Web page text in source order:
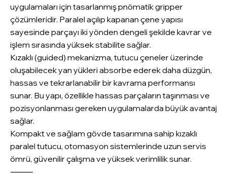
uygulamaları için tasarlanmış pnömatik gripper
çözümleridir. Paralel açılıp kapanan çene yapısı
sayesinde parçayı iki yönden dengeli şekilde kavrar ve
işlem sırasında yüksek stabilite sağlar.
Kızaklı (guided) mekanizma, tutucu çeneler üzerinde
oluşabilecek yan yükleri absorbe ederek daha düzgün,
hassas ve tekrarlanabilir bir kavrama performansı
sunar. Bu yapı, özellikle hassas parçaların taşınması ve
pozisyonlanması gereken uygulamalarda büyük avantaj
sağlar.
Kompakt ve sağlam gövde tasarımına sahip kızaklı
paralel tutucu, otomasyon sistemlerinde uzun servis
ömrü, güvenilir çalışma ve yüksek verimlilik sunar.
⸻